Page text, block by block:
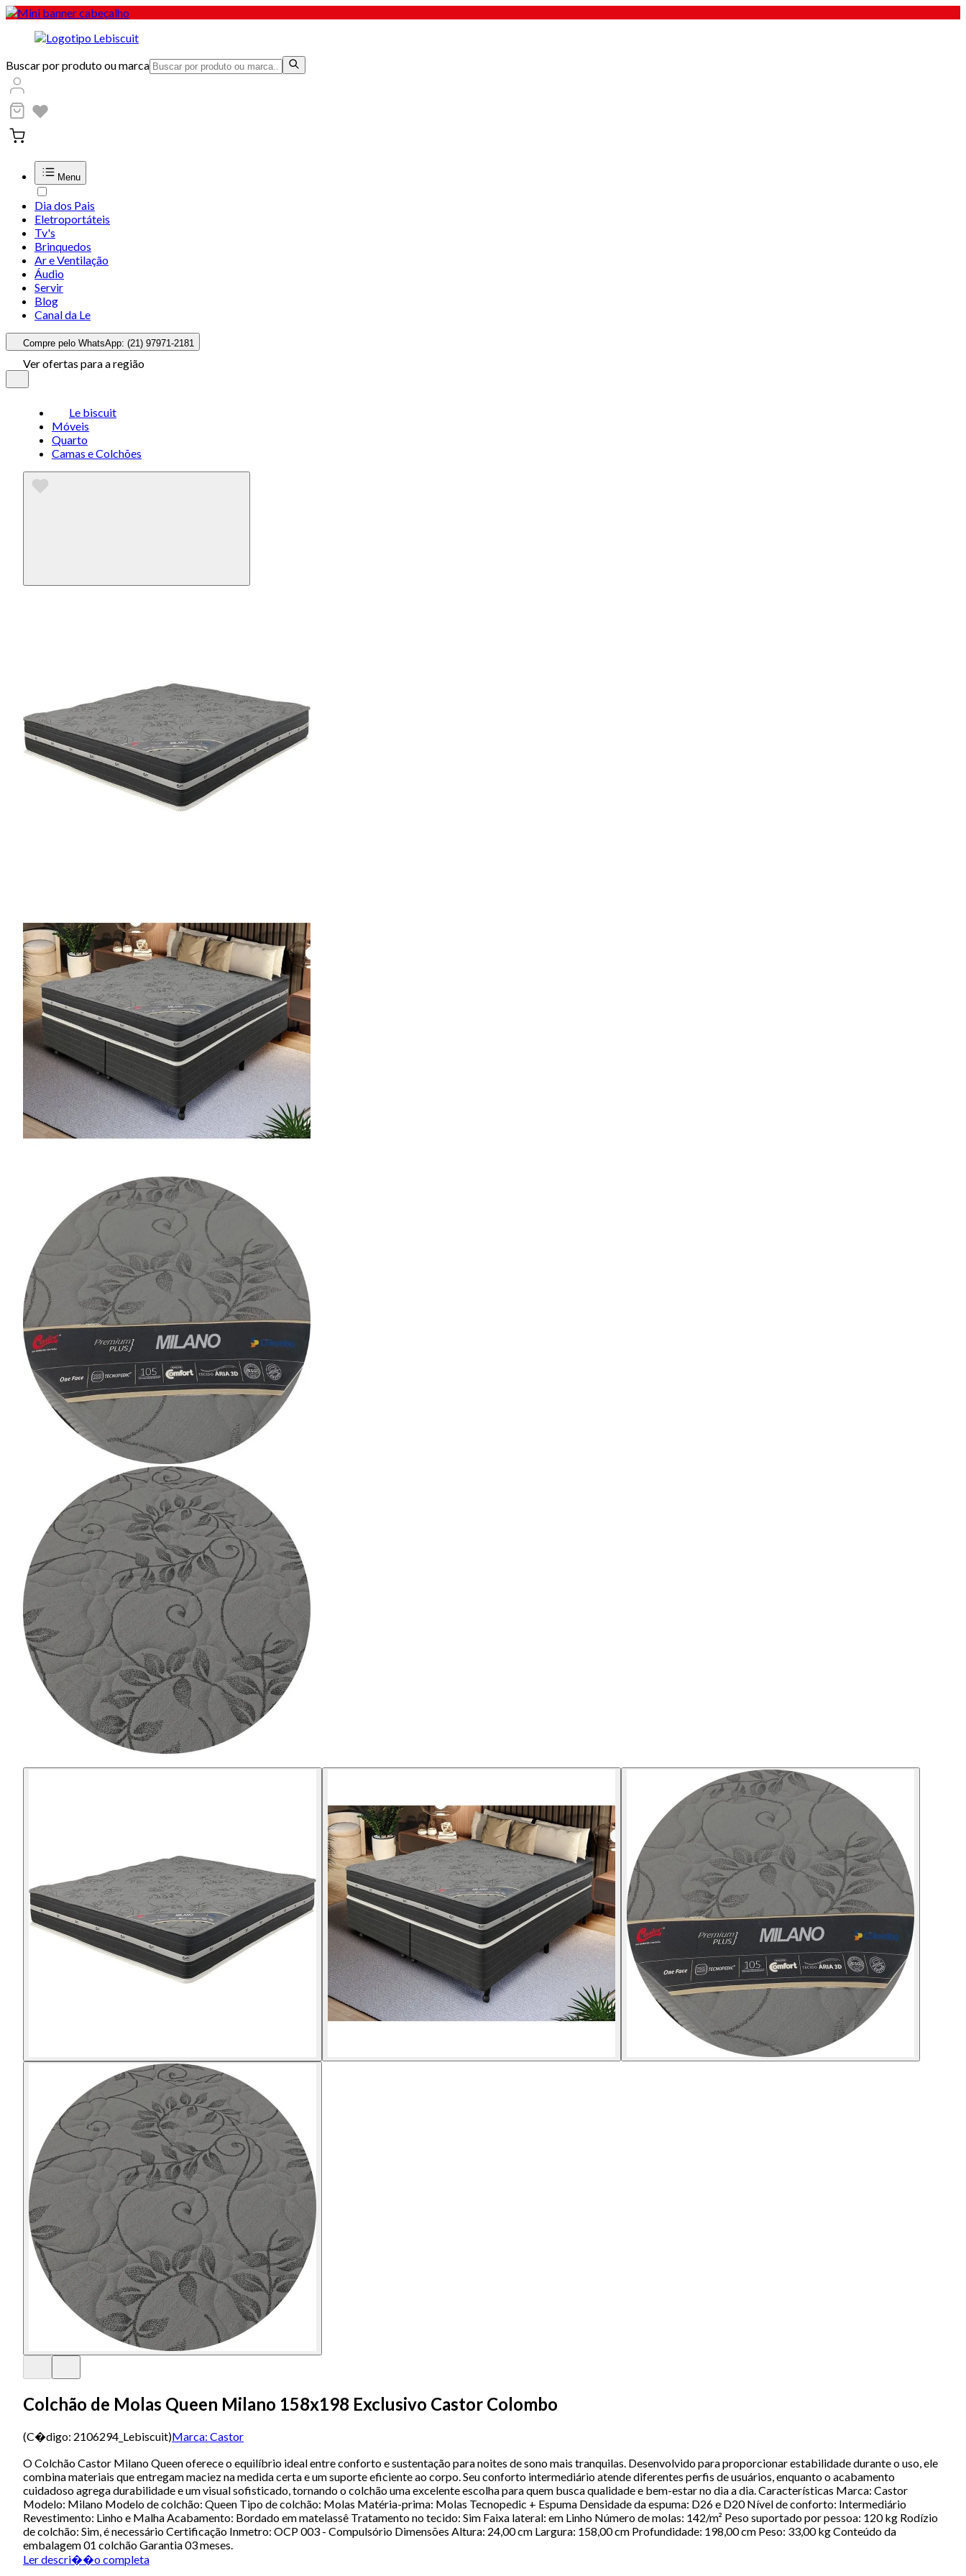
Buscar por produto ou marca
Menu
Dia dos Pais
Eletroportáteis
Tv's
Brinquedos
Ar e Ventilação
Áudio
Servir
Blog
Canal da Le
Compre pelo WhatsApp: (21) 97971-2181
Ver ofertas para a região
Le biscuit
Móveis
Quarto
Camas e Colchões
Colchão de Molas Queen Milano 158x198 Exclusivo Castor Colombo
(C�digo: 2106294_Lebiscuit)Marca: Castor
O Colchão Castor Milano Queen oferece o equilíbrio ideal entre conforto e sustentação para noites de sono mais tranquilas. Desenvolvido para proporcionar estabilidade durante o uso, ele
combina materiais que entregam maciez na medida certa e um suporte eficiente ao corpo. Seu conforto intermediário atende diferentes perfis de usuários, enquanto o acabamento
cuidadoso agrega durabilidade e um visual sofisticado, tornando o colchão uma excelente escolha para quem busca qualidade e bem-estar no dia a dia. Características Marca: Castor
Modelo: Milano Modelo de colchão: Queen Tipo de colchão: Molas Matéria-prima: Molas Tecnopedic + Espuma Densidade da espuma: D26 e D20 Nível de conforto: Intermediário
Revestimento: Linho e Malha Acabamento: Bordado em matelassê Tratamento no tecido: Sim Faixa lateral: em Linho Número de molas: 142/m² Peso suportado por pessoa: 120 kg Rodízio
de colchão: Sim, é necessário Certificação Inmetro: OCP 003 - Compulsório Dimensões Altura: 24,00 cm Largura: 158,00 cm Profundidade: 198,00 cm Peso: 33,00 kg Conteúdo da
embalagem 01 colchão Garantia 03 meses.
Ler descri��o completa